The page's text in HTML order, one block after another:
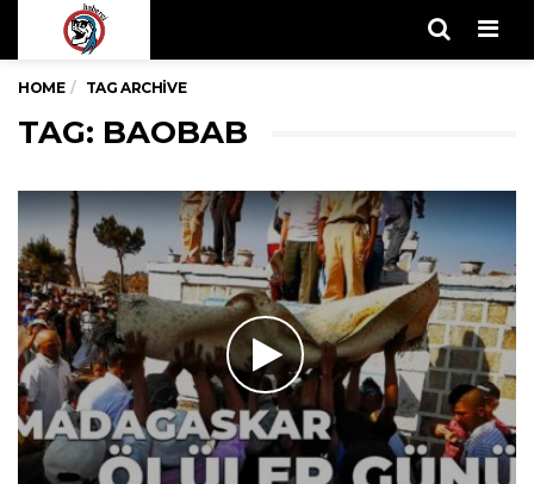
HOME TAG ARCHIVE
TAG: BAOBAB